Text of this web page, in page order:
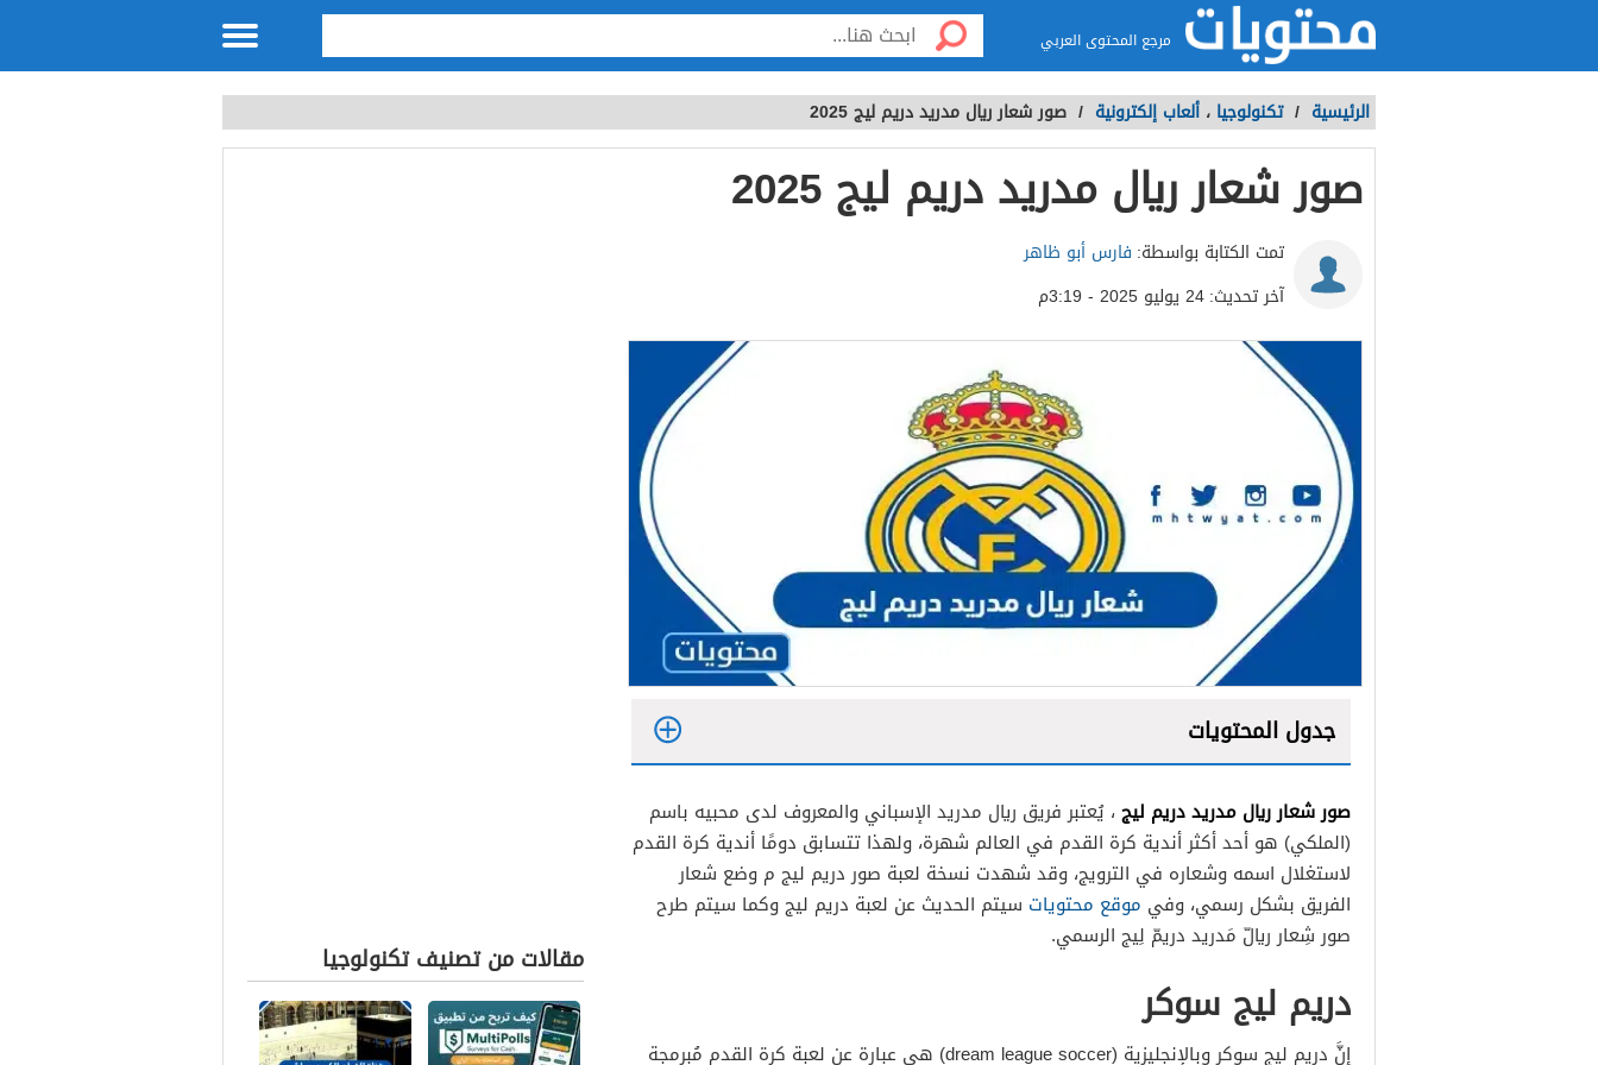
مرجع المحتوى العربي
الرئيسية / تكنولوجيا ، ألعاب إلكترونية / صور شعار ريال مدريد دريم ليج 2025
صور شعار ريال مدريد دريم ليج 2025
تمت الكتابة بواسطة: فارس أبو ظاهر
آخر تحديث:24 يوليو 2025 - 3:19م
جدول المحتويات
صور شعار ريال مدريد دريم ليج، يُعتبر فريق ريال مدريد الإسباني والمعروف لدى محبيه باسم
(الملكي) هو أحد أكثر أندية كرة القدم في العالم شهرة، ولهذا تتسابق دومًا أندية كرة القدم
لاستغلال اسمه وشعاره في الترويج، وقد شهدت نسخة لعبة صور دريم ليج م وضع شعار
الفريق بشكل رسمي، وفي موقع محتويات سيتم الحديث عن لعبة دريم ليج وكما سيتم طرح
صور شِعار ريالّ مَدريد دريمّ لِيج الرسمي.
دريم ليج سوكر
إنَّ دريم ليج سوكر وبالإنجليزية (dream league soccer)‏ هي عبارة عن لعبة كرة القدم مُبرمجة
مقالات من تصنيف تكنولوجيا